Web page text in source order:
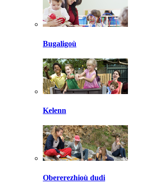
Bugaligoù
Kelenn
Obererezhioù dudi